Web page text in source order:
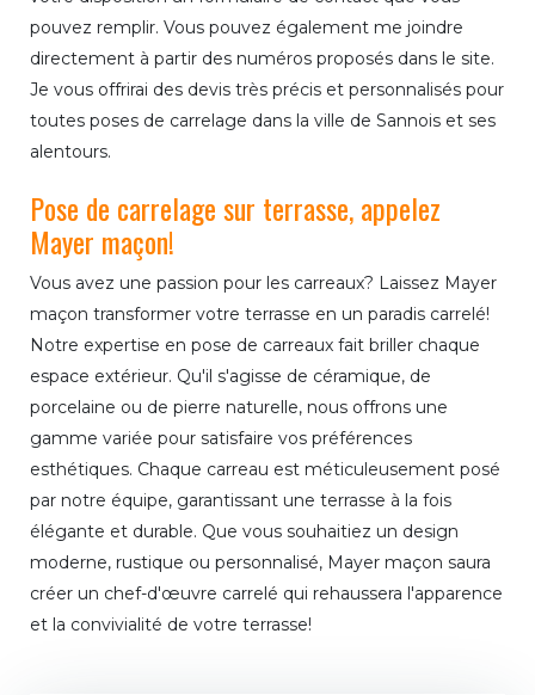
pouvez remplir. Vous pouvez également me joindre
directement à partir des numéros proposés dans le site.
Je vous offrirai des devis très précis et personnalisés pour
toutes poses de carrelage dans la ville de Sannois et ses
alentours.
Pose de carrelage sur terrasse, appelez
Mayer maçon!
Vous avez une passion pour les carreaux? Laissez Mayer
maçon transformer votre terrasse en un paradis carrelé!
Notre expertise en pose de carreaux fait briller chaque
espace extérieur. Qu'il s'agisse de céramique, de
porcelaine ou de pierre naturelle, nous offrons une
gamme variée pour satisfaire vos préférences
esthétiques. Chaque carreau est méticuleusement posé
par notre équipe, garantissant une terrasse à la fois
élégante et durable. Que vous souhaitiez un design
moderne, rustique ou personnalisé, Mayer maçon saura
créer un chef-d'œuvre carrelé qui rehaussera l'apparence
et la convivialité de votre terrasse!